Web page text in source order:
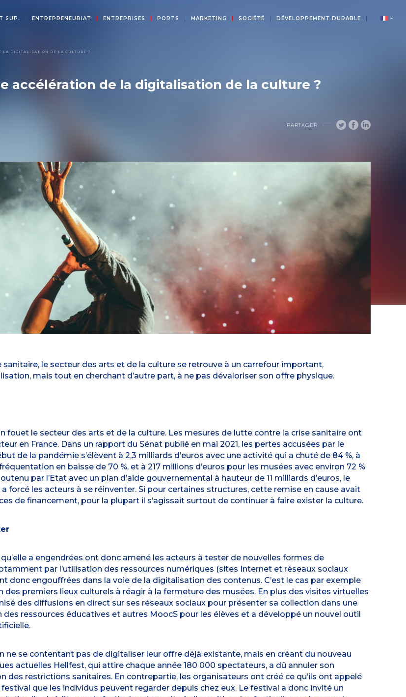
SUP. ENTREPRENEURIAT ENTREPRISES PORTS MARKETING SOCIÉTÉ
DÉVELOPPEMENT DURABLE
LA DIGITALISATION DE LA CULTURE ?
accélération de la digitalisation de la culture ?
PARTAGER
le secteur des arts et de la culture se retrouve à un carrefour important,
mais tout en cherchant d’autre part, à ne pas dévaloriser son offre physique.
fouet le secteur des arts et de la culture. Les mesures de lutte contre la crise sanitaire ont
en France. Dans un rapport du Sénat publié en mai 2021, les pertes accusées par le
de la pandémie s’élèvent à 2,3 milliards d’euros avec une activité qui a chuté de 84 %, à
en baisse de 70 %, et à 217 millions d’euros pour les musées avec environ 72 %
par l’Etat avec un plan d’aide gouvernemental à hauteur de 11 milliards d’euros, le
forcé les acteurs à se réinventer. Si pour certaines structures, cette remise en cause avait
de financement, pour la plupart il s’agissait surtout de continuer à faire exister la culture.
a engendrées ont donc amené les acteurs à tester de nouvelles formes de
par l’utilisation des ressources numériques (sites Internet et réseaux sociaux
donc engouffrées dans la voie de la digitalisation des contenus. C’est le cas par exemple
des premiers lieux culturels à réagir à la fermeture des musées. En plus des visites virtuelles
des diffusions en direct sur ses réseaux sociaux pour présenter sa collection dans une
ressources éducatives et autres MoocS pour les élèves et a développé un nouvel outil
ne se contentant pas de digitaliser leur offre déjà existante, mais en créant du nouveau
actuelles Hellfest, qui attire chaque année 180 000 spectateurs, a dû annuler son
des restrictions sanitaires. En contrepartie, les organisateurs ont créé ce qu’ils ont appelé
que les individus peuvent regarder depuis chez eux. Le festival a donc invité un